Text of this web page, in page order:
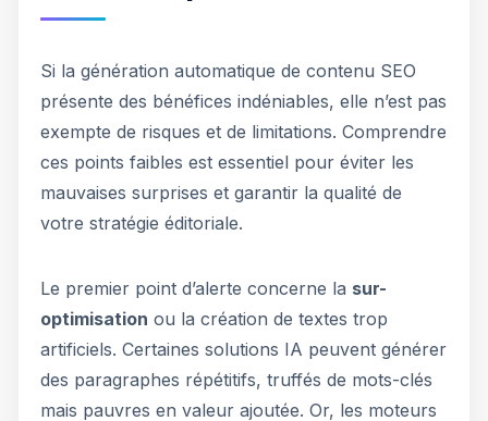
Si la génération automatique de contenu SEO
présente des bénéfices indéniables, elle n’est pas
exempte de risques et de limitations. Comprendre
ces points faibles est essentiel pour éviter les
mauvaises surprises et garantir la qualité de
votre stratégie éditoriale.
Le premier point d’alerte concerne la sur-
optimisation ou la création de textes trop
artificiels. Certaines solutions IA peuvent générer
des paragraphes répétitifs, truffés de mots-clés
mais pauvres en valeur ajoutée. Or, les moteurs